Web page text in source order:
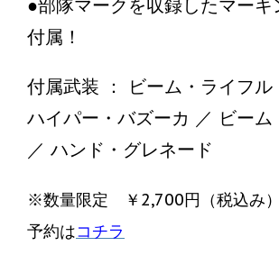
●部隊マークを収録したマーキ
付属！
付属武装 ： ビーム・ライフル
ハイパー・バズーカ ／ ビーム
／ ハンド・グレネード
※数量限定 ￥2,700円（税込み）
予約はコチラ